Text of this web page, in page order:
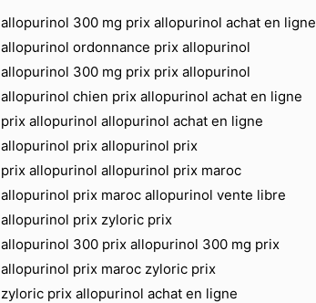
allopurinol 300 mg prix allopurinol achat en ligne
allopurinol ordonnance prix allopurinol
allopurinol 300 mg prix prix allopurinol
allopurinol chien prix allopurinol achat en ligne
prix allopurinol allopurinol achat en ligne
allopurinol prix allopurinol prix
prix allopurinol allopurinol prix maroc
allopurinol prix maroc allopurinol vente libre
allopurinol prix zyloric prix
allopurinol 300 prix allopurinol 300 mg prix
allopurinol prix maroc zyloric prix
zyloric prix allopurinol achat en ligne